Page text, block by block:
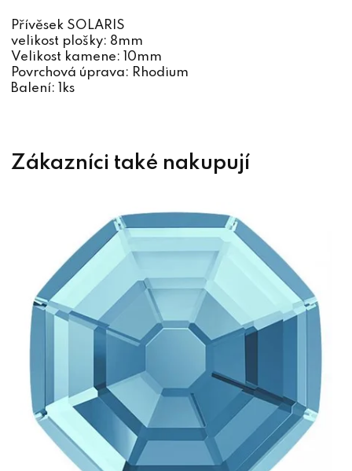
Přívěsek SOLARIS
velikost plošky: 8mm
Velikost kamene: 10mm
Povrchová úprava: Rhodium
Balení: 1ks